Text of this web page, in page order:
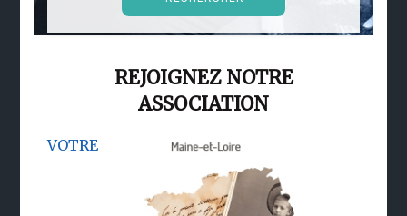
REJOIGNEZ NOTRE
ASSOCIATION
VOTRE